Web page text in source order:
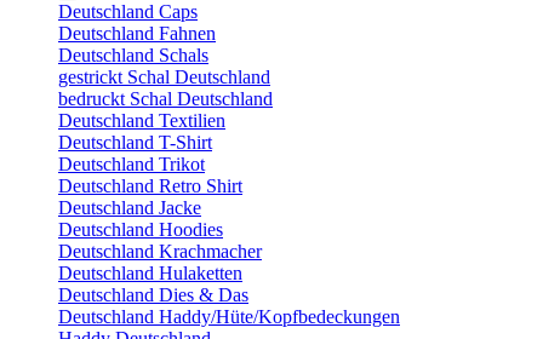
Deutschland Caps
Deutschland Fahnen
Deutschland Schals
gestrickt Schal Deutschland
bedruckt Schal Deutschland
Deutschland Textilien
Deutschland T-Shirt
Deutschland Trikot
Deutschland Retro Shirt
Deutschland Jacke
Deutschland Hoodies
Deutschland Krachmacher
Deutschland Hulaketten
Deutschland Dies & Das
Deutschland Haddy/Hüte/Kopfbedeckungen